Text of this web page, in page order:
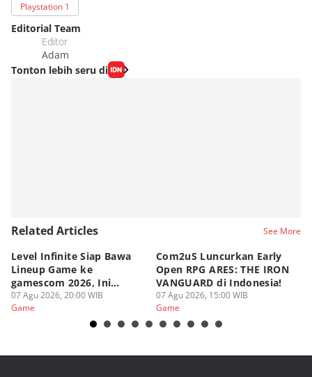
Playstation 1
Editorial Team
Editor
Adam
Tonton lebih seru di
Related Articles See More
Level Infinite Siap Bawa
Lineup Game ke
gamescom 2026, Ini
Judulnya!
07 Agu 2026, 20:00 WIB
Game
Com2uS Luncurkan Early
Open RPG ARES: THE IRON
VANGUARD di Indonesia!
07 Agu 2026, 15:00 WIB
Game